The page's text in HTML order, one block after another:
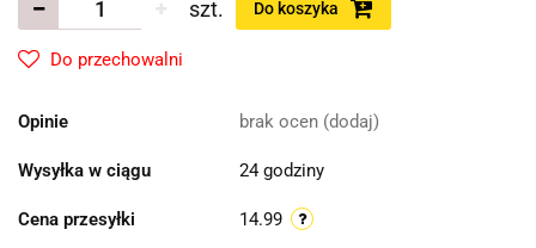
szt. Do koszyka
Do przechowalni
Opinie brak ocen (dodaj)
Wysyłka w ciągu 24 godziny
Cena przesyłki 14.99